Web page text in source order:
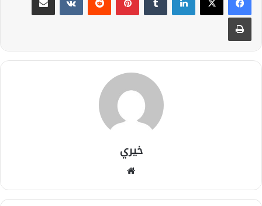
طباعة
خيري